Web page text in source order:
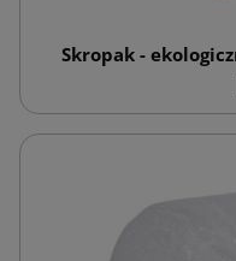
Skropak -